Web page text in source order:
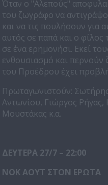
Όταν ο "Αλεπούς"
του ζωγράφο να
και να τις πουλήσουν για
αυτός σε παπά και ο
σε ένα ερημονήσι. Εκεί
ενθουσιασμό και
του Προέδρου έχει
Πρωταγωνιστούν:
Αντωνίου, Γιώργος
Μουστάκας κ.α.
ΔΕΥΤΕΡΑ 27/7 – 22:00
ΝΟΚ ΑΟΥΤ ΣΤΟΝ ΕΡΩΤΑ